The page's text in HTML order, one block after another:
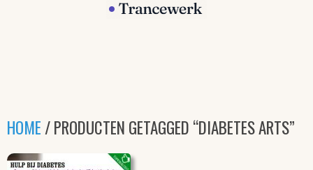
HOME/ PRODUCTEN GETAGGED “DIABETES ARTS”